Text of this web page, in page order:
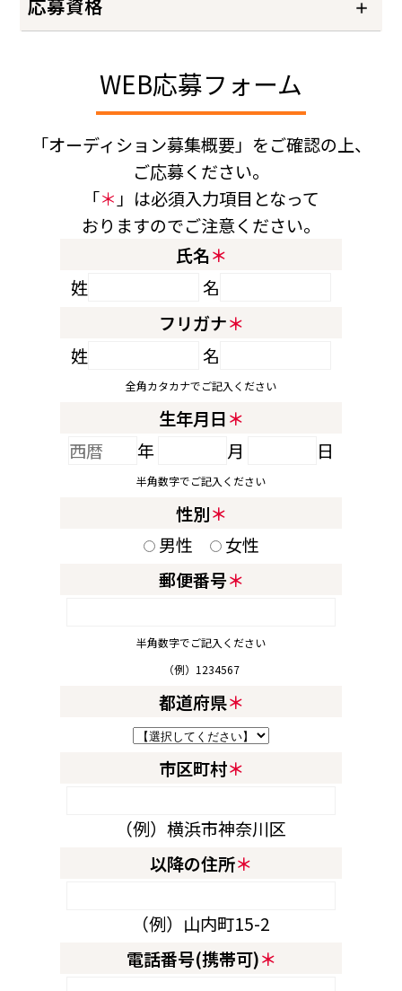
応募資格
WEB応募フォーム
「オーディション募集概要」をご確認の上、
ご応募ください。
「＊ 」は必須入力項目となって
おりますのでご注意ください。
氏名＊
姓
名
フリガナ＊
姓
名
全角カタカナでご記入ください
生年月日＊
年
月 日
半角数字でご記入ください
性別＊
男性
女性
郵便番号＊
半角数字でご記入ください
（例）1234567
都道府県＊
市区町村＊
（例）横浜市神奈川区
以降の住所＊
（例）山内町15-2
電話番号(携帯可)＊